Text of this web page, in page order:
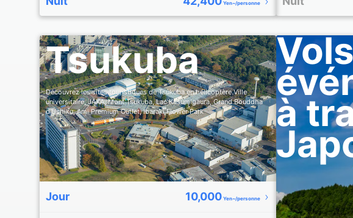
Yen~/personne
Tsukuba
Découvrez les sites touristiques de Tsukuba en hélicoptère.Ville
universitaire, JAXA, Mont Tsukuba, Lac Kasumigaura, Grand Bouddha
d’Ushiku, Ami Premium Outlet, Ibaraki Flower Park
Jour 10,000 Yen~/personne
à